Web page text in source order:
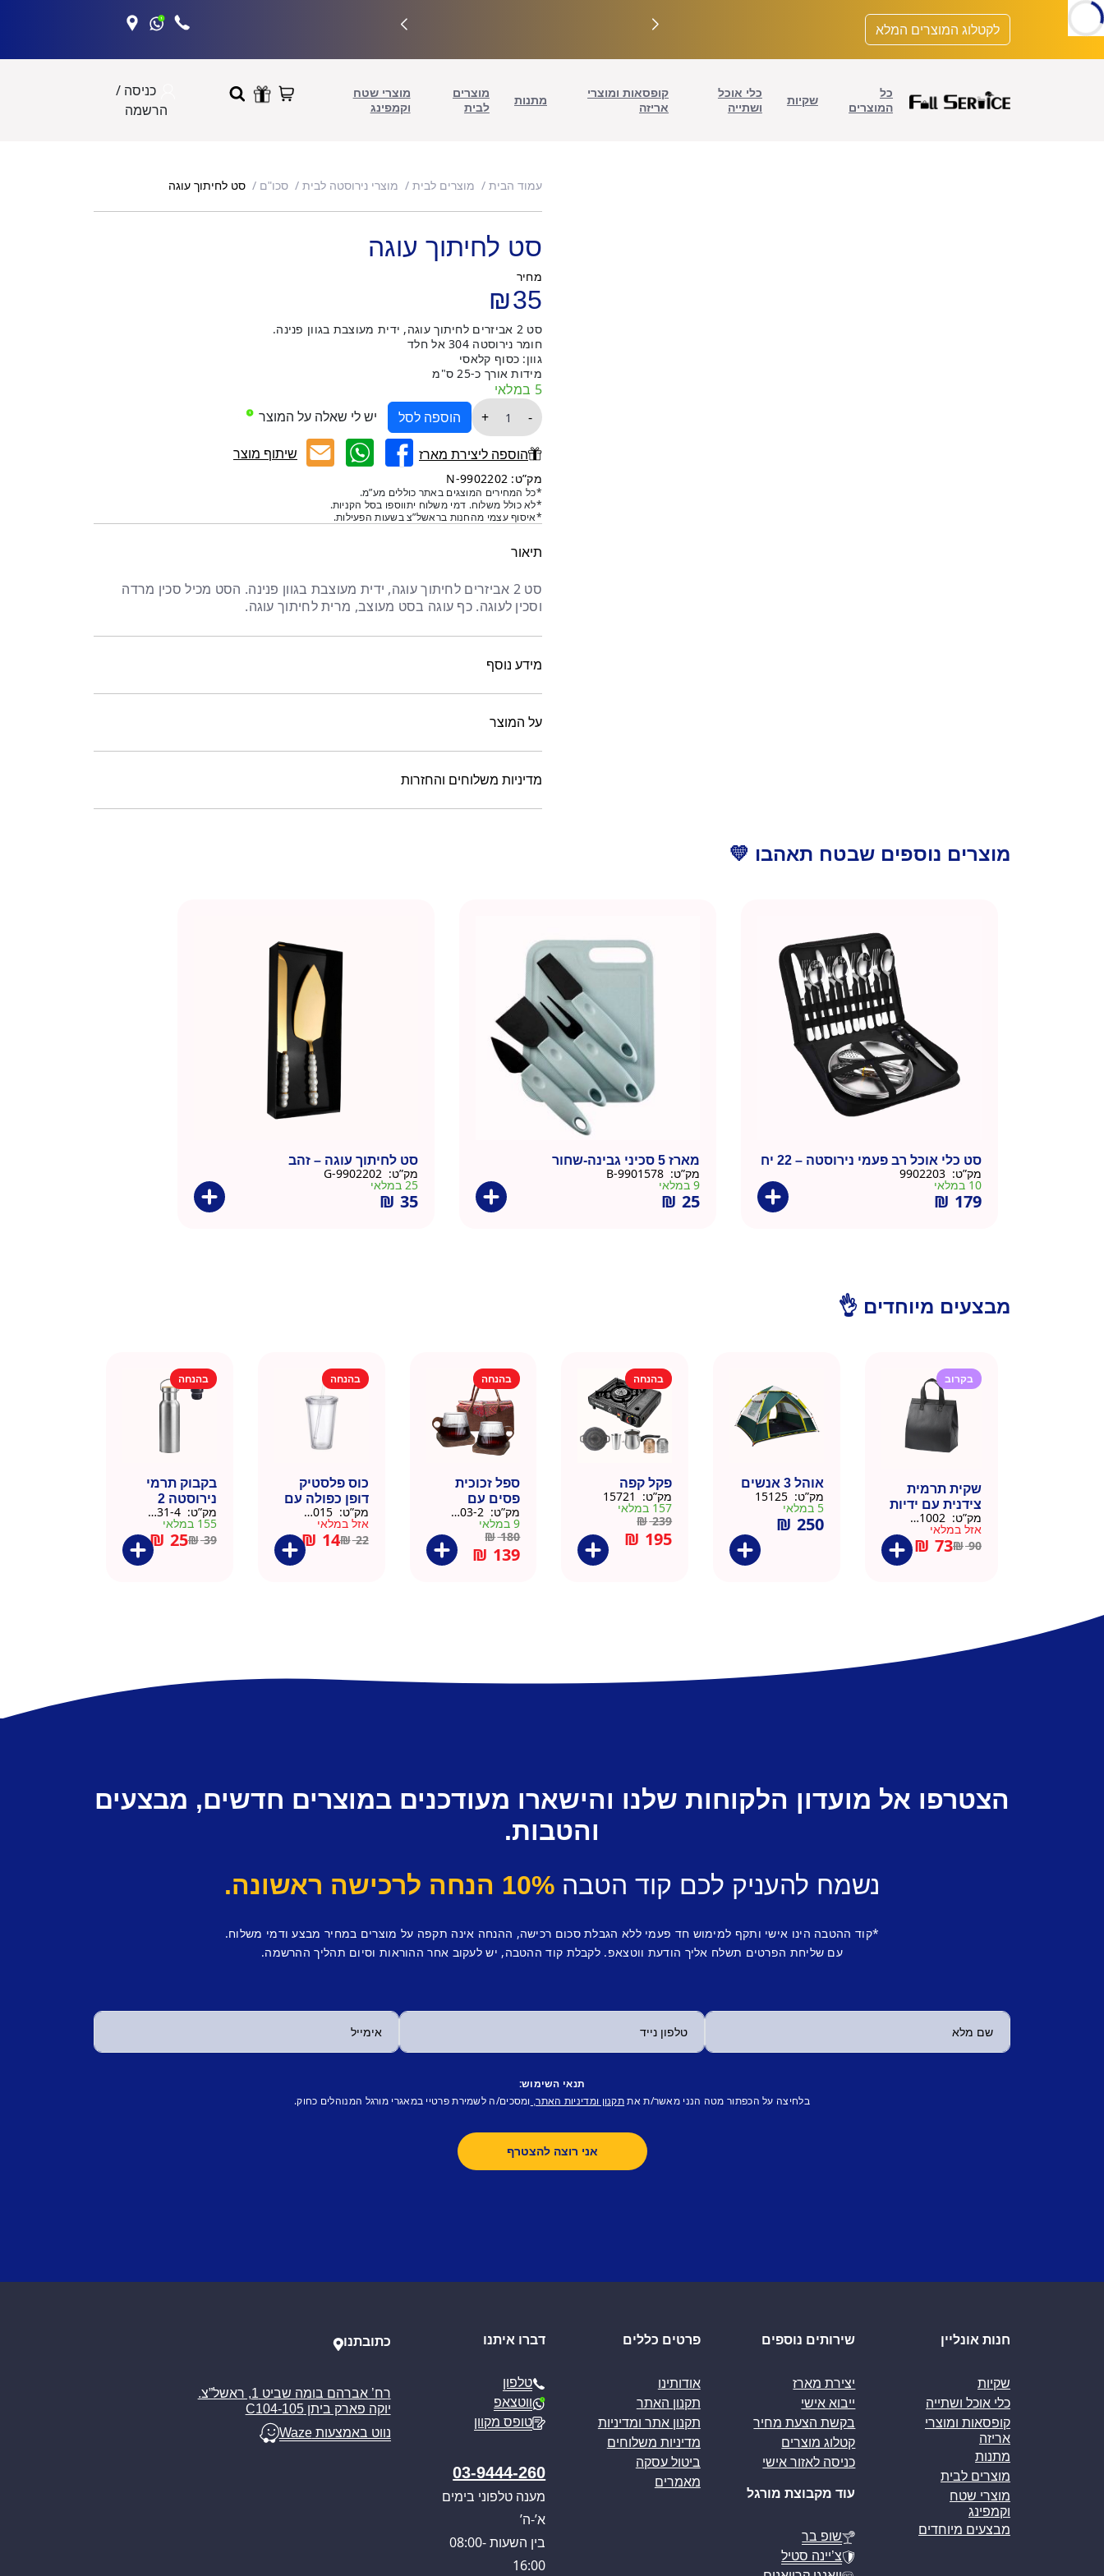
לתוכן
לקטלוג המוצרים המלא
כל
המוצרים
שקיות
כלי אוכל
ושתייה
קופסאות ומוצרי
אריזה
מתנות
מוצרים
לבית
מוצרי שטח
וקמפינג
כניסה /
הרשמה
עמוד הבית מוצרים לבית מוצרי נירוסטה לבית סכו"ם סט לחיתוך עוגה
סט לחיתוך עוגה
מחיר
₪35
סט 2 אביזרים לחיתוך עוגה, ידית מעוצבת בגוון פנינה.
חומר נירוסטה 304 אל חלד
גוון: כסוף קלאסי
מידות אורך כ-25 ס"מ
5 במלאי
-
כמות
סט
לחיתוך
עוגה
+ הוספה לסל יש לי שאלה על המוצר
הוספה ליצירת מארז שיתוף מוצר
מק”ט: 9902202-N
*כל המחירים המוצגים באתר כוללים מע”מ.
*לא כולל משלוח. דמי משלוח יתווספו בסל הקניות.
*איסוף עצמי מהחנות בראשל”צ בשעות הפעילות.
תיאור
סט 2 אביזרים לחיתוך עוגה, ידית מעוצבת בגוון פנינה. הסט מכיל סכין מרדה
וסכין לעוגה. כף עוגה בסט מעוצב, מרית לחיתוך עוגה.
מידע נוסף
על המוצר
מדיניות משלוחים והחזרות
מוצרים נוספים שבטח תאהבו 💛
סט כלי אוכל רב פעמי נירוסטה – 22 יח
מק”ט:
10 במלאי
₪ 179
מארז 5 סכיני גבינה-שחור
מק”ט: 9901578-B
9 במלאי
₪ 25
סט לחיתוך עוגה – זהב
מק”ט: 9902202-G
25 במלאי
₪ 35
מבצעים מיוחדים 👌
בקרוב
שקית תרמית
צידנית עם ידיות
– 50 יח 26/26
שחור
מק”ט:
אזל במלאי
₪90
₪ 73
אוהל 3 אנשים
מק”ט:
5 במלאי
₪ 250
בהנחה
פקל קפה
מק”ט:
157 במלאי
₪239
₪ 195
בהנחה
ספל זכוכית
פסים עם
תחתית וידית עץ
– מארז 2 יח
מק”ט:
9 במלאי
₪180
₪ 139
בהנחה
כוס פלסטיק
דופן כפולה עם
קשית
מק”ט: 9911015
אזל במלאי
₪22
₪ 14
בהנחה
בקבוק תרמי
נירוסטה 2
פקקים 500 מל
– כסוף קלאסי
מק”ט: 9901031-4
155 במלאי
₪39
₪ 25
הצטרפו אל מועדון הלקוחות שלנו והישארו מעודכנים במוצרים חדשים, מבצעים
והטבות.
נשמח להעניק לכם קוד הטבה 10% הנחה לרכישה ראשונה.
*קוד ההטבה הינו אישי ותקף למימוש חד פעמי ללא הגבלת סכום רכישה, ההנחה אינה תקפה על מוצרים במחיר מבצע ודמי משלוח.
עם שליחת הפרטים תשלח אליך הודעת ווטצאפ. לקבלת קוד ההטבה, יש לעקוב אחר ההוראות וסיום תהליך ההרשמה.
תנאי השימוש:
בלחיצה על הכפתור מטה הנני מאשר/ת את תקנון ומדיניות האתר, ומסכים/ה לשמירת פרטיי במאגרי מורגל המנוהלים כחוק.
חנות אונליין
שקיות
כלי אוכל ושתייה
קופסאות ומוצרי
אריזה
מתנות
מוצרים לבית
מוצרי שטח
וקמפינג
מבצעים מיוחדים
שירותים נוספים
יצירת מארז
ייבוא אישי
בקשת הצעת מחיר
קטלוג מוצרים
כניסה לאזור אישי
עוד מקבוצת מורגל
שופ בר
צ’יינה סטיל
פרטים כללים
אודותינו
תקנון האתר
תקנון אתר ומדיניות
מדיניות משלוחים
ביטול עסקה
מאמרים
דברו איתנו
טלפון
ווטצאפ
טופס מקוון
03-9444-260
מענה טלפוני בימים
א’-ה’
בין השעות 08:00-
16:00
כתובתנו
רח’ אברהם בומה שביט 1, ראשל”צ.
יוקה פארק ביתן C104-105
נווט באמצעות Waze